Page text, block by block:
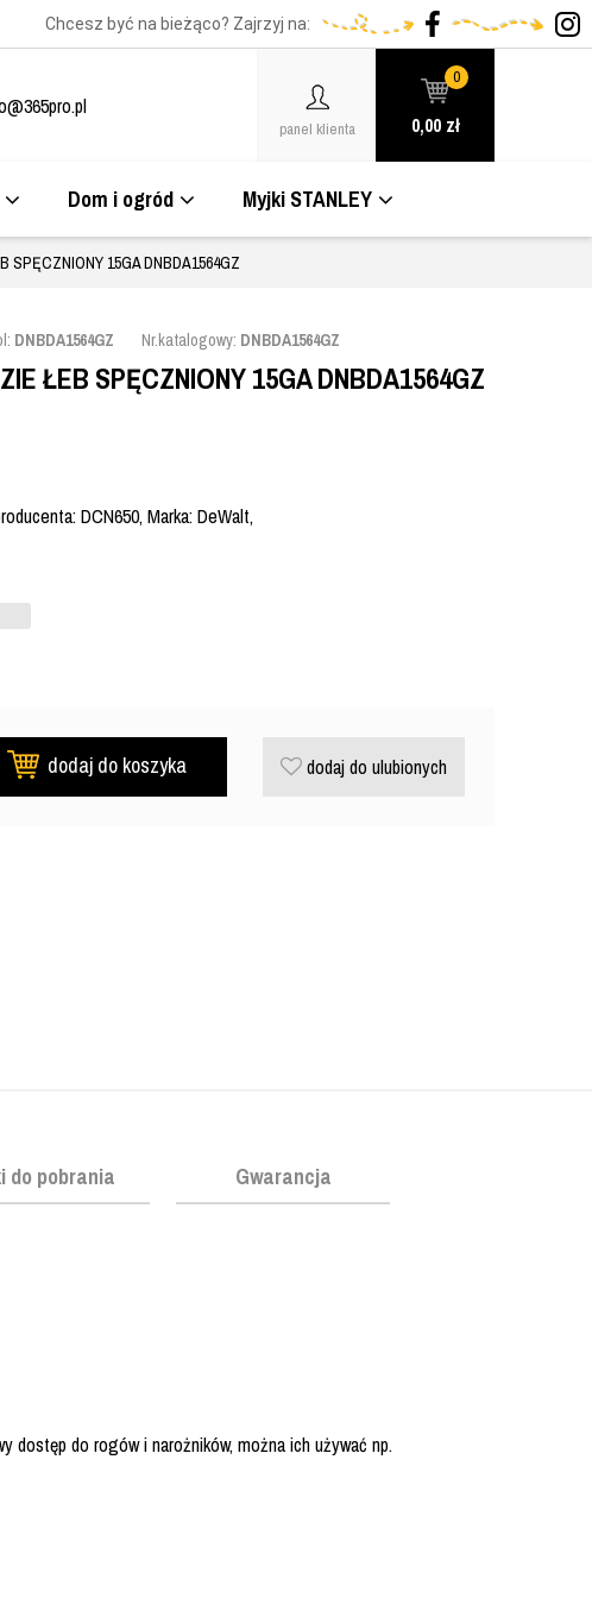
Chcesz być na bieżąco? Zajrzyj na:
panel klienta
0
0,00 zł
Dom i ogród Myjki STANLEY
SPĘCZNIONY 15GA DNBDA1564GZ
DNBDA1564GZ Nr.katalogowy: DNBDA1564GZ
ŁEB SPĘCZNIONY 15GA DNBDA1564GZ
DCN650, Marka: DeWalt,
dodaj do koszyka dodaj do ulubionych
do pobrania Gwarancja
dostęp do rogów i narożników, można ich używać np.